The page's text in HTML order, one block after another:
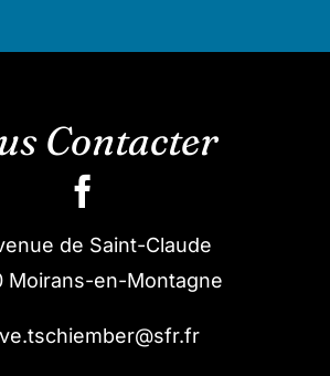
Contacter
de Saint-Claude
Moirans-en-Montagne